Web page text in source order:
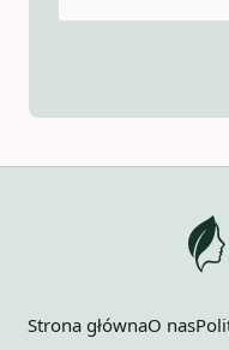
Strona głównaO nas